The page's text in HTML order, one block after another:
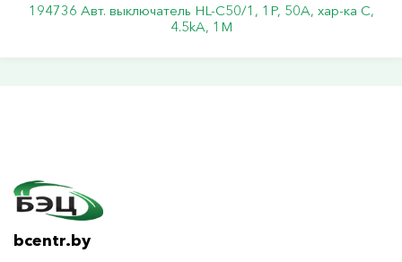
194736 Авт. выключатель HL-C50/1, 1P, 50A, хар-ка C,
4.5kA, 1M
bcentr.by